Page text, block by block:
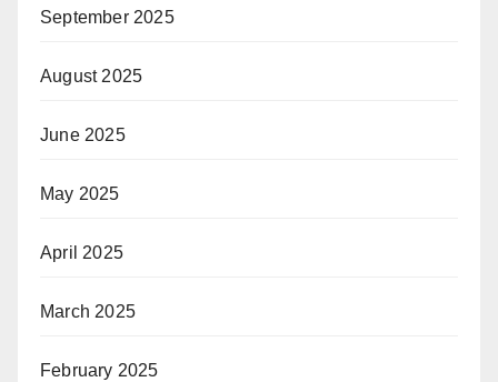
September 2025
August 2025
June 2025
May 2025
April 2025
March 2025
February 2025